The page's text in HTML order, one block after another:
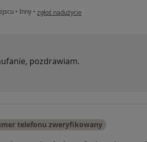
• Inny • w opinii użytkownika BM
zgłoś nadużycie
pozdrawiam.
telefonu zweryfikowany